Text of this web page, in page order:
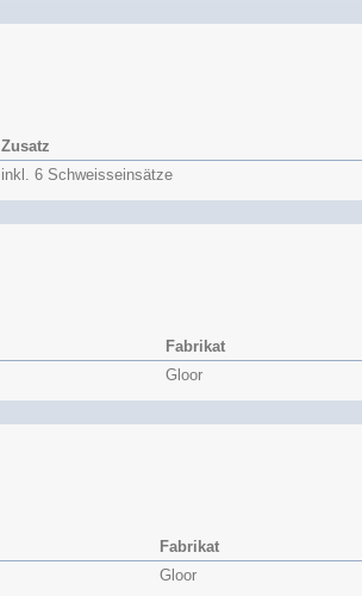
Zusatz
inkl. 6 Schweisseinsätze
Fabrikat
Gloor
Fabrikat
Gloor